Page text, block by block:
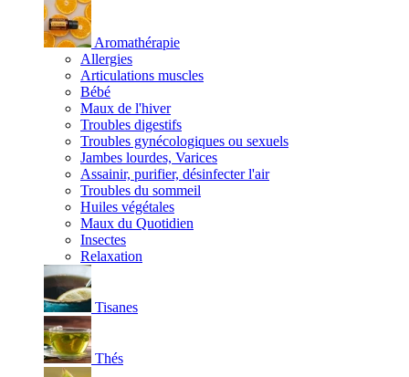
Aromathérapie
Allergies
Articulations muscles
Bébé
Maux de l'hiver
Troubles digestifs
Troubles gynécologiques ou sexuels
Jambes lourdes, Varices
Assainir, purifier, désinfecter l'air
Troubles du sommeil
Huiles végétales
Maux du Quotidien
Insectes
Relaxation
Tisanes
Thés